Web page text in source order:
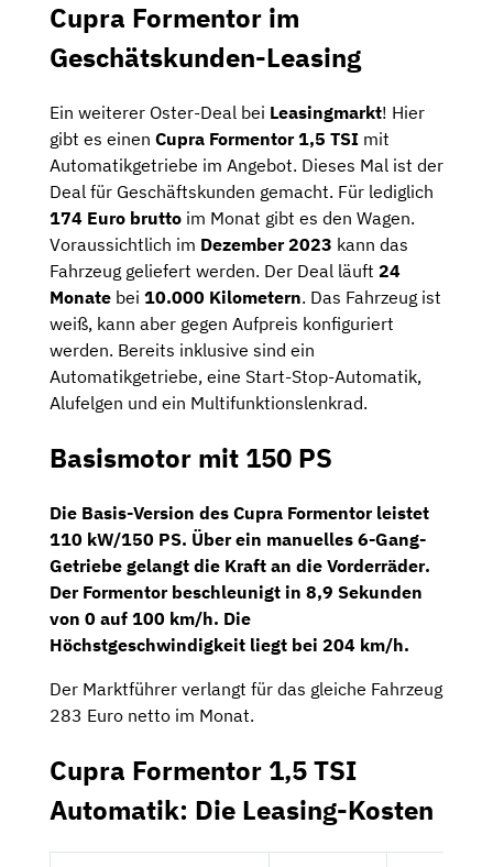
Cupra Formentor im
Geschätskunden-Leasing
Ein weiterer Oster-Deal bei Leasingmarkt! Hier
gibt es einen Cupra Formentor 1,5 TSI mit
Automatikgetriebe im Angebot. Dieses Mal ist der
Deal für Geschäftskunden gemacht. Für lediglich
174 Euro brutto im Monat gibt es den Wagen.
Voraussichtlich im Dezember 2023 kann das
Fahrzeug geliefert werden. Der Deal läuft 24
Monate bei 10.000 Kilometern. Das Fahrzeug ist
weiß, kann aber gegen Aufpreis konfiguriert
werden. Bereits inklusive sind ein
Automatikgetriebe, eine Start-Stop-Automatik,
Alufelgen und ein Multifunktionslenkrad.
Basismotor mit 150 PS
Die Basis-Version des Cupra Formentor leistet
110 kW/150 PS. Über ein manuelles 6-Gang-
Getriebe gelangt die Kraft an die Vorderräder.
Der Formentor beschleunigt in 8,9 Sekunden
von 0 auf 100 km/h. Die
Höchstgeschwindigkeit liegt bei 204 km/h.
Der Marktführer verlangt für das gleiche Fahrzeug
283 Euro netto im Monat.
Cupra Formentor 1,5 TSI
Automatik: Die Leasing-Kosten